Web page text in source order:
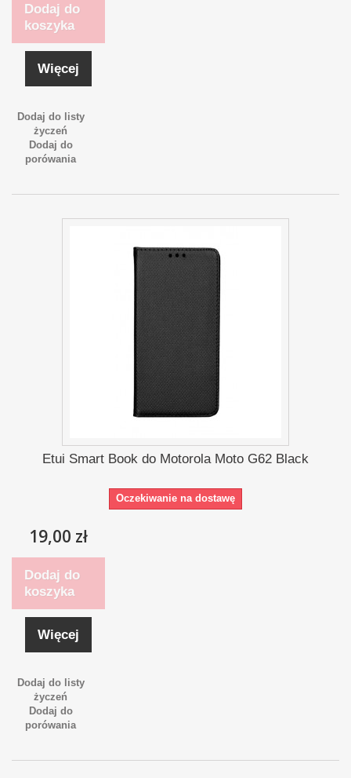
Dodaj do
koszyka
Więcej
Dodaj do listy
życzeń
Dodaj do
porówania
Etui Smart Book do Motorola Moto G62 Black
Oczekiwanie na dostawę
19,00 zł
Dodaj do
koszyka
Więcej
Dodaj do listy
życzeń
Dodaj do
porówania